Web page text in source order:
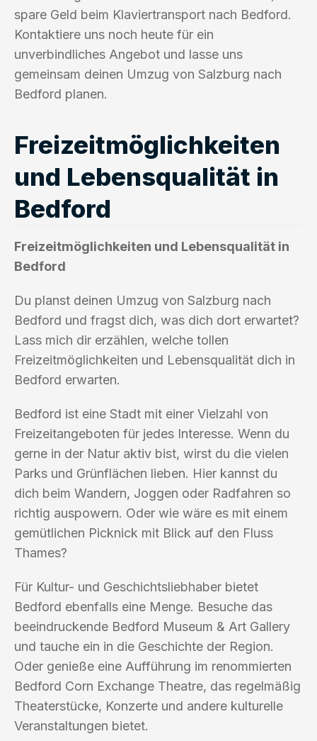
spare Geld beim Klaviertransport nach Bedford.
Kontaktiere uns noch heute für ein
unverbindliches Angebot und lasse uns
gemeinsam deinen Umzug von Salzburg nach
Bedford planen.
Freizeitmöglichkeiten
und Lebensqualität in
Bedford
Freizeitmöglichkeiten und Lebensqualität in
Bedford
Du planst deinen Umzug von Salzburg nach
Bedford und fragst dich, was dich dort erwartet?
Lass mich dir erzählen, welche tollen
Freizeitmöglichkeiten und Lebensqualität dich in
Bedford erwarten.
Bedford ist eine Stadt mit einer Vielzahl von
Freizeitangeboten für jedes Interesse. Wenn du
gerne in der Natur aktiv bist, wirst du die vielen
Parks und Grünflächen lieben. Hier kannst du
dich beim Wandern, Joggen oder Radfahren so
richtig auspowern. Oder wie wäre es mit einem
gemütlichen Picknick mit Blick auf den Fluss
Thames?
Für Kultur- und Geschichtsliebhaber bietet
Bedford ebenfalls eine Menge. Besuche das
beeindruckende Bedford Museum & Art Gallery
und tauche ein in die Geschichte der Region.
Oder genieße eine Aufführung im renommierten
Bedford Corn Exchange Theatre, das regelmäßig
Theaterstücke, Konzerte und andere kulturelle
Veranstaltungen bietet.